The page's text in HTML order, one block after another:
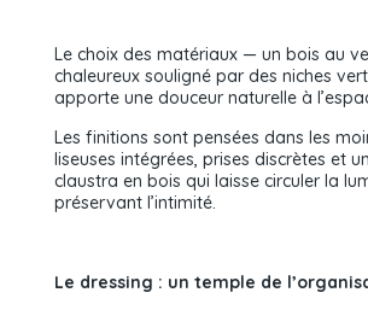
Le choix des matériaux — un bois au
chaleureux souligné par des niches
apporte une douceur naturelle à
Les finitions sont pensées dans les
liseuses intégrées, prises discrètes et
claustra en bois qui laisse circuler la
préservant l’intimité.
Le dressing : un temple de